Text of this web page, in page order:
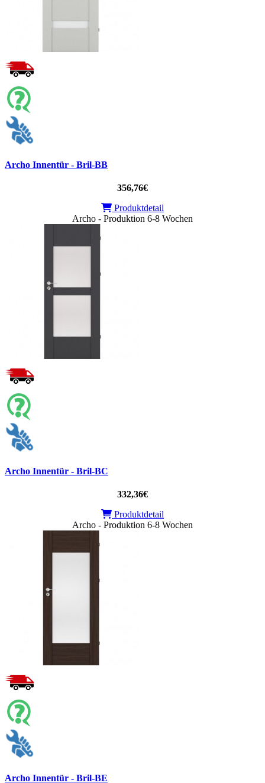
Archo Innentür - Bril-BB
356,76€
Produktdetail
Archo - Produktion 6-8 Wochen
Archo Innentür - Bril-BC
332,36€
Produktdetail
Archo - Produktion 6-8 Wochen
Archo Innentür - Bril-BE